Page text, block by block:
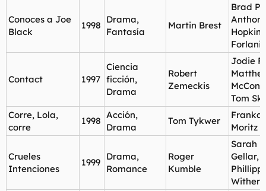
Conoces a Joe
Black
1998
Drama,
Fantasía
Martin Brest
Brad
Forlani
Contact 1997
Ciencia
ficción,
Drama
Robert
Zemeckis
Jodie
Tom
Corre, Lola,
corre
1998
Acción,
Drama
Tom Tykwer
Franka
Moritz
Crueles
Intenciones
1999
Drama,
Romance
Roger
Kumble
Sarah
Gellar,